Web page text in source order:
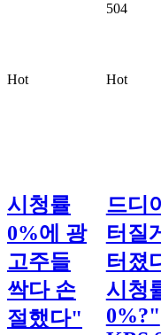
504
Hot
시청률
0%에 광
고주들
싹다 손
절했다"
Hot
드디
터질게
터졌
시청
0%?"